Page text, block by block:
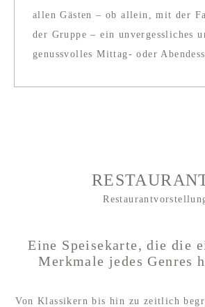
allen Gästen – ob allein, mit der
der Gruppe – ein unvergessliches
genussvolles Mittag- oder
Eine Speisekarte, die die
Merkmale jedes Genres
Von Klassikern bis hin zu zeitlich